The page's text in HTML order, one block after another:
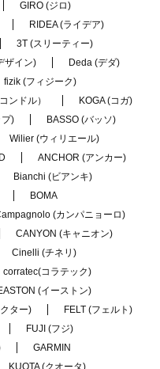
GIRO (ジロ)
RIDEA (ライデア)
3T (スリーティー)
ザイン)
Deda (デダ)
fizik (フィジーク)
ンドル）
KOGA (コガ)
)
BASSO (バッソ)
Wilier (ウィリエール)
ANCHOR (アンカー)
Bianchi (ビアンキ)
BOMA
(カンパニョーロ)
CANYON (キャニオン)
Cinelli (チネリ)
corratec(コラテック)
(イーストン)
ター)
FELT (フェルト)
FUJI (フジ)
GARMIN
KUOTA (クオータ)